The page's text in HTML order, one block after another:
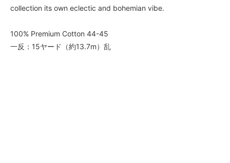
collection its own eclectic and bohemian vibe.
100% Premium Cotton 44-45
一反：15ヤード（約13.7m）乱